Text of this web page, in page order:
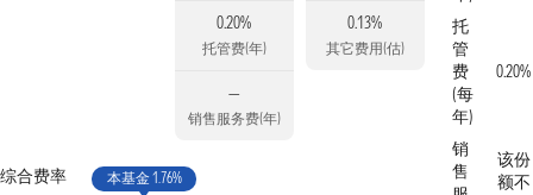
0.20%
托管费(年)
—
销售服务费(年)
0.13%
其它费用(估)
综合费率 本基金 1.76%
托
管
费
(每
年)
0.20%
销
售
该份
额不